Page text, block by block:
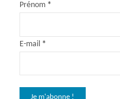
Prénom *
E-mail *